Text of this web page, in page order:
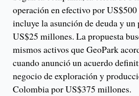
operación en efectivo por
incluye la asunción de deuda y
US$25 millones. La propuesta
mismos activos que GeoPark
cuando anunció un acuerdo
negocio de exploración y
Colombia por US$375 millones.